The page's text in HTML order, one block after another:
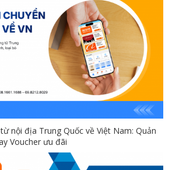
nội địa Trung Quốc về Việt Nam: Quản
Voucher ưu đãi